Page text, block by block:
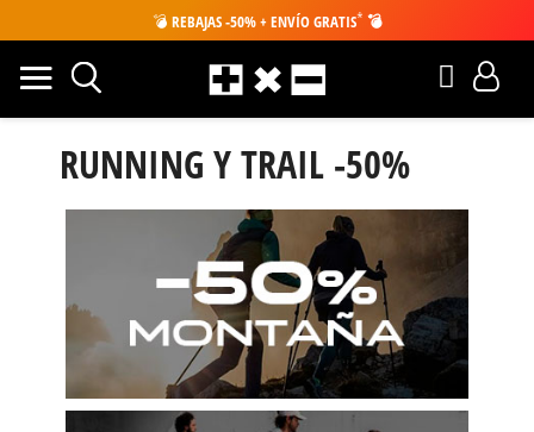
💣 REBAJAS -50% + ENVÍO GRATIS* 💣
RUNNING Y TRAIL -50%